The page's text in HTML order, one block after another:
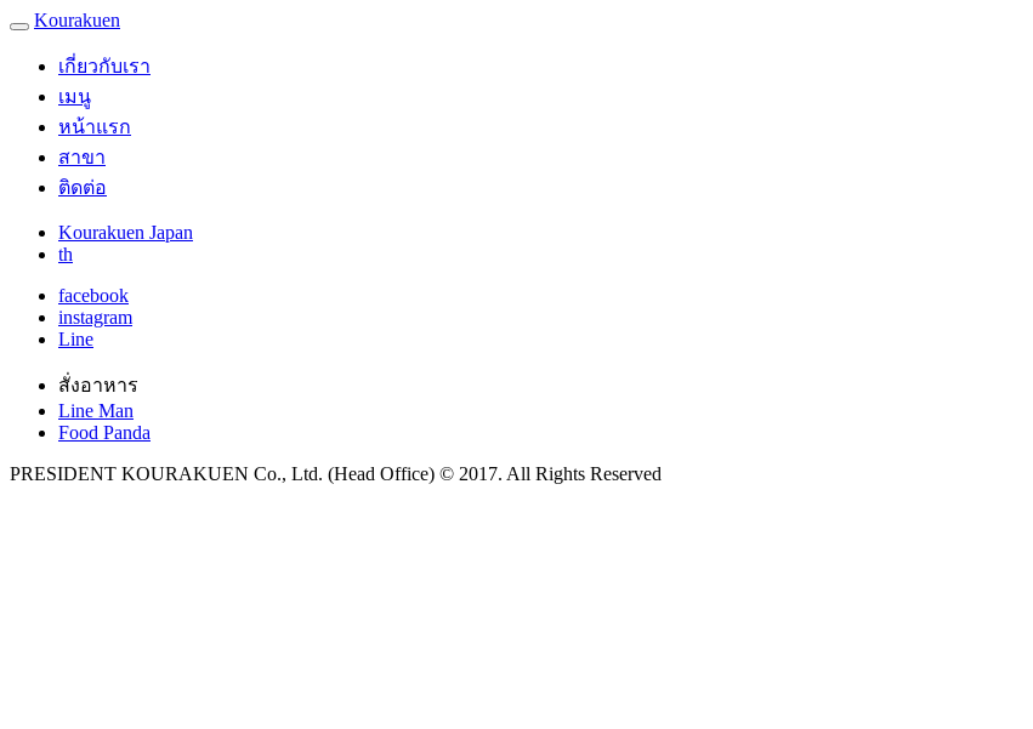
Kourakuen
เกี่ยวกับเรา
เมนู
หน้าแรก
สาขา
ติดต่อ
Kourakuen Japan
th
facebook
instagram
Line
สั่งอาหาร
Line Man
Food Panda
PRESIDENT KOURAKUEN Co., Ltd. (Head Office) © 2017. All Rights Reserved